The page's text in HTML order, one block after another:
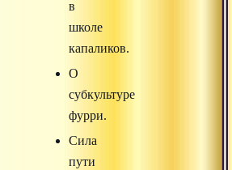
в
школе
капаликов.
О
субкультуре
фурри.
Сила
пути